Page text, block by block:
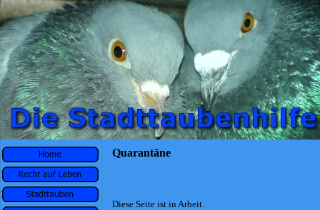
Quarantäne
Diese Seite ist in Arbeit.